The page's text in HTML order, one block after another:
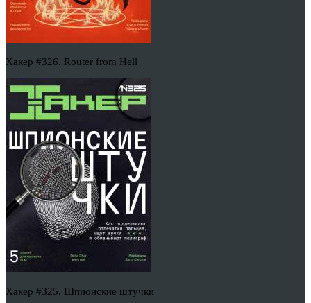
Хакер #326. Router from Hell
Хакер #325. Шпионские штучки